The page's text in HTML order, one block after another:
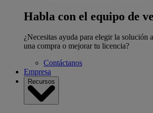
Habla con el equipo de
¿Necesitas ayuda para elegir la solución
una compra o mejorar tu licencia?
Contáctanos
Empresa
Recursos